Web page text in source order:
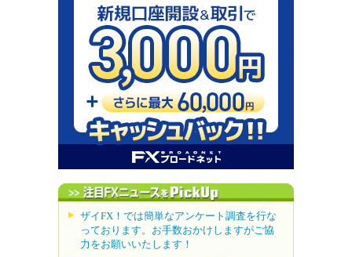
ザイFX！では簡単なアンケート調査を行な
っております。お手数おかけしますがご協
力をお願いいたします！